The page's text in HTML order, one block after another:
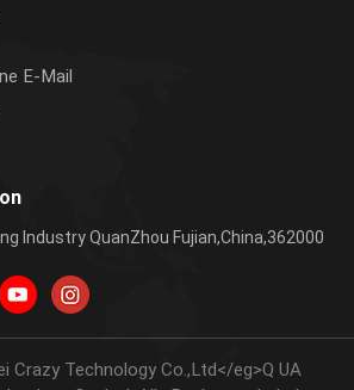
E-Mail
Industry QuanZhou Fujian,China,362000
Crazy Technology Co.,Ltd</eg>Q UA